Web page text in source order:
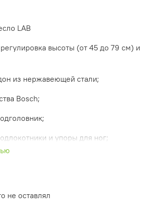
LAB
высоты (от 45 до 79 см) и
из нержавеющей стали;
Bosch;
и упоры для ног;
не оставлял